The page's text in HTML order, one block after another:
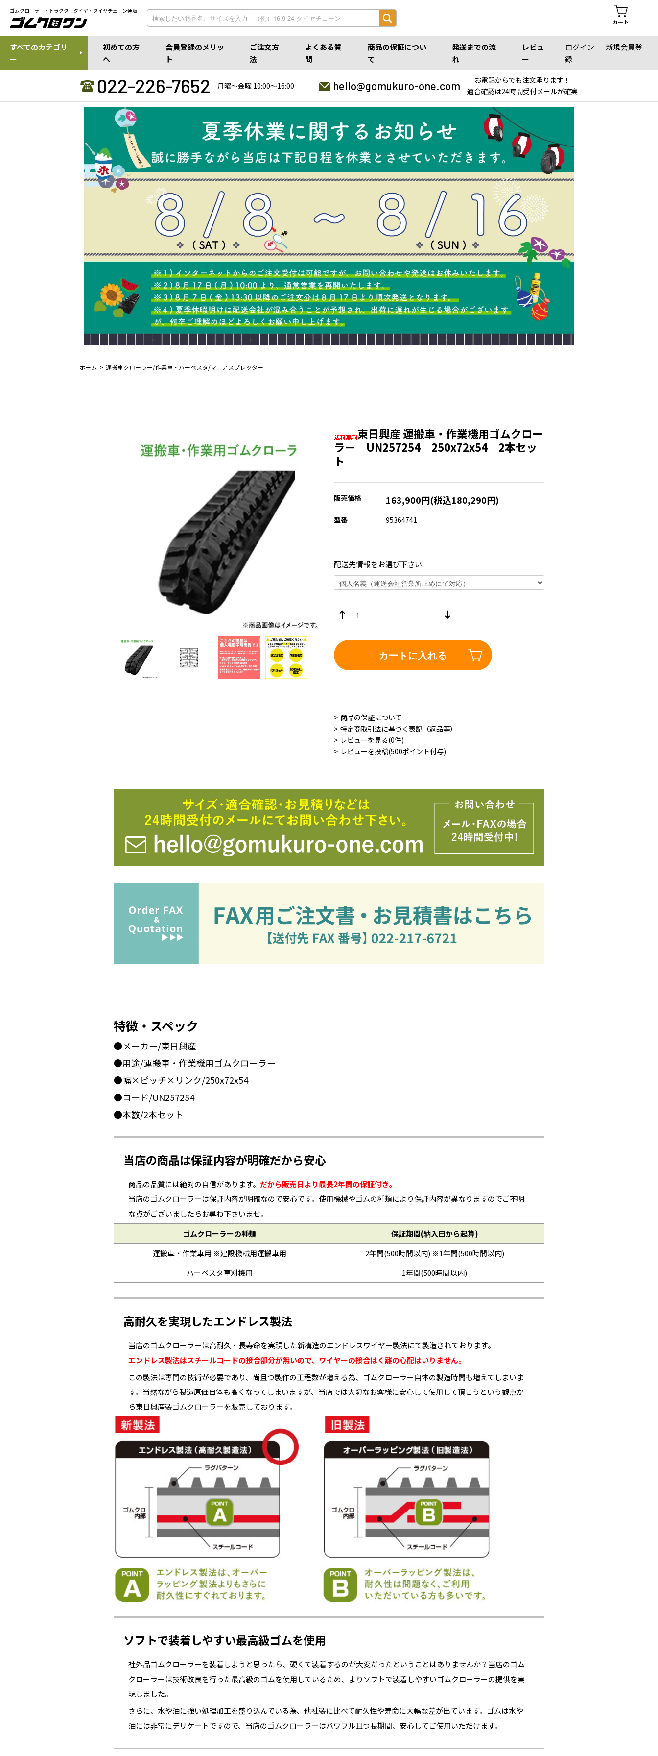
ゴムクローラー・トラクタータイヤ・タイヤチェーン通販
カート
すべてのカテゴリ
ー
初めての方
へ
会員登録のメリッ
ト
ご注文方
法
よくある質
問
商品の保証につい
て
発送までの流
れ
レビュ
ー
ログイン
新規会員登
録
022-226-7652 月曜〜金曜 10:00〜16:00 hello@gomukuro-one.com
お電話からでも注文承ります！
適合確認は24時間受付メールが確実
ホーム 運搬車クローラー/作業車・ハーベスタ/マニアスプレッター
東日興産 運搬車・作業機用ゴムクロー
ラー UN257254 250x72x54 2本セッ
ト
販売価格 163,900円(税込180,290円)
型番 95364741
配送先情報をお選び下さい
カートに入れる
商品の保証について
特定商取引法に基づく表記（返品等）
レビューを見る(0件)
レビューを投稿(500ポイント付与)
特徴・スペック
●メーカー/東日興産
●用途/運搬車・作業機用ゴムクローラー
●幅×ピッチ×リンク/250x72x54
●コード/UN257254
●本数/2本セット
当店の商品は保証内容が明確だから安心
商品の品質には絶対の自信があります。 だから販売日より最長2年間の保証付き。
当店のゴムクローラーは保証内容が明確なので安心です。使用機械やゴムの種類により保証内容が異なりますのでご不明
な点がございましたらお尋ね下さいませ。
ゴムクローラーの種類
保証期間(納入日から起算)
運搬車・作業車用 ※建設機械用運搬車用
2年間(500時間以内) ※1年間(500時間以内)
ハーベスタ草刈機用
1年間(500時間以内)
高耐久を実現したエンドレス製法
当店のゴムクローラーは高耐久・長寿命を実現した新構造のエンドレスワイヤー製法にて製造されております。
エンドレス製法はスチールコードの接合部分が無いので、ワイヤーの接合はく離の心配はいりません。
この製法は専門の技術が必要であり、尚且つ製作の工程数が増える為、ゴムクローラー自体の製造時間も増えてしまいま
す。当然ながら製造原価自体も高くなってしまいますが、当店では大切なお客様に安心して使用して頂こうという観点か
ら東日興産製ゴムクローラーを販売しております。
ソフトで装着しやすい最高級ゴムを使用
社外品ゴムクローラーを装着しようと思ったら、硬くて装着するのが大変だったということはありませんか？当店のゴム
クローラーは技術改良を行った最高級のゴムを使用しているため、よりソフトで装着しやすいゴムクローラーの提供を実
現しました。
さらに、水や油に強い処理加工を盛り込んでいる為、他社製に比べて耐久性や寿命に大幅な差が出ています。ゴムは水や
油には非常にデリケートですので、当店のゴムクローラーはパワフル且つ長期間、安心してご使用いただけます。